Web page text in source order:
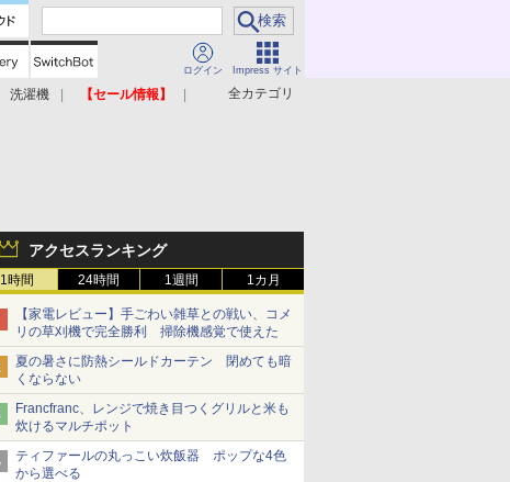
ログイン Impress サイト
全カテゴリ
洗濯機
【セール情報】
アクセスランキング
1時間 24時間 1週間 1カ月
【家電レビュー】手ごわい雑草との戦い、コメ
リの草刈機で完全勝利 掃除機感覚で使えた
夏の暑さに防熱シールドカーテン 閉めても暗
くならない
Francfranc、レンジで焼き目つくグリルと米も
炊けるマルチポット
ティファールの丸っこい炊飯器 ポップな4色
から選べる